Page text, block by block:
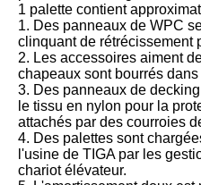
1 palette contient
1. Des panneaux de WPC
clinquant de rétrécissement
2. Les accessoires aiment
chapeaux sont bourrés
3. Des panneaux de
le tissu en nylon pour la
attachés par des courroies
4. Des palettes sont
l'usine de TIGA par les
chariot élévateur.